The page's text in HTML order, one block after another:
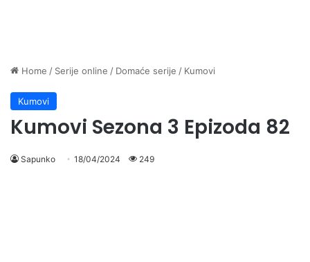
Home / Serije online / Domaće serije / Kumovi
Kumovi
Kumovi Sezona 3 Epizoda 82
Sapunko 18/04/2024 249